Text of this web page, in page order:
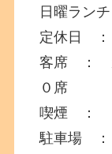
日曜ラ
定休日 ：
客席 ：
０席
喫煙 ：
駐車場 ：